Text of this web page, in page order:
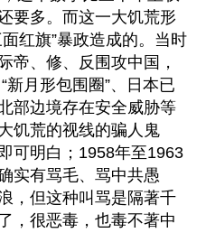
要多。而这一大饥荒形
红旗”暴政造成的。当时
帝、修、反围攻中国，
月形包围圈”、日本已
部边境存在安全威胁等
饥荒的视线的骗人鬼
可明白；1958年至1963
实有骂毛、骂中共愚
，但这种叫骂是隔著千
，很恶毒，也毒不著中